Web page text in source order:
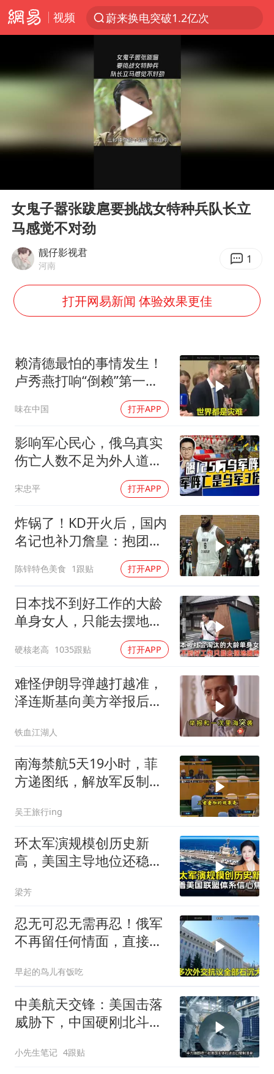
视频
蔚来换电突破1.2亿次
夜幕落下 运动上场
泸溪河：桃酥吃出金属牙冠视频不实
泰国校园枪击案死亡人数升至7人
改名后的“青海拉面”店
97岁英国奶奶飞上天再破吉尼斯纪录
70多岁父亲独自坐车到上海看望女儿
“不建议大家买深色蛋糕”
985博士后被曝在妻子孕期出轨后续
公司“上四休三”但要降薪1000元
如何把百年大党建设得更加坚强有力？
Play
女鬼子嚣张跋扈要挑战女特种兵队长立
马感觉不对劲
靓仔影视君
河南 1
打开网易新闻 体验效果更佳
赖清德最怕的事情发生！
卢秀燕打响“倒赖”第一
味在中国 打开APP
影响军心民心，俄乌真实
伤亡人数不足为外人道，
宋忠平 打开APP
炸锅了！KD开火后，国内
名记也补刀詹皇：抱团无
底线，最佳篮球商人
陈锌特色美食 1跟贴 打开APP
日本找不到好工作的大龄
单身女人，只能去摆地
摊，一天有多心累？
硬核老高 1035跟贴 打开APP
难怪伊朗导弹越打越准，
泽连斯基向美方举报后，
铁血江湖人
南海禁航5天19小时，菲
方递图纸，解放军反制组
吴王旅行ing
环太军演规模创历史新
高，美国主导地位还稳得
梁芳
忍无可忍无需再忍！俄军
不再留任何情面，直接炸
早起的鸟儿有饭吃
中美航天交锋：美国击落
威胁下，中国硬刚北斗升
小先生笔记 4跟贴